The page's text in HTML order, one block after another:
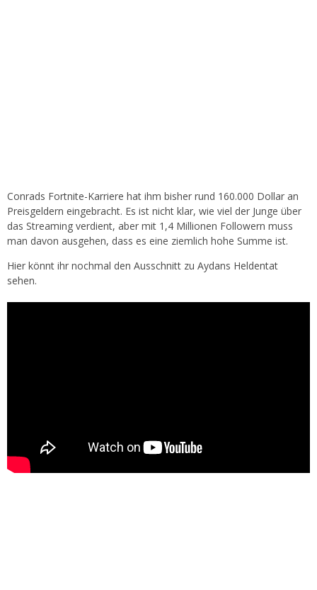
Conrads Fortnite-Karriere hat ihm bisher rund 160.000 Dollar an
Preisgeldern eingebracht. Es ist nicht klar, wie viel der Junge über
das Streaming verdient, aber mit 1,4 Millionen Followern muss
man davon ausgehen, dass es eine ziemlich hohe Summe ist.
Hier könnt ihr nochmal den Ausschnitt zu Aydans Heldentat
sehen.